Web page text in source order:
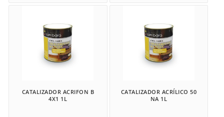
CATALIZADOR ACRIFON B
4X1 1L
CATALIZADOR ACRÍLICO 50
NA 1L